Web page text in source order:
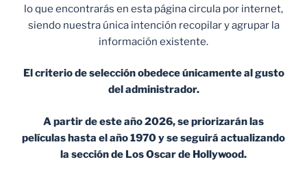
lo que encontrarás en esta página circula por internet,
siendo nuestra única intención recopilar y agrupar la
información existente.
El criterio de selección obedece únicamente al gusto
del administrador.
A partir de este año 2026, se priorizarán las
películas hasta el año 1970 y se seguirá actualizando
la sección de Los Oscar de Hollywood.